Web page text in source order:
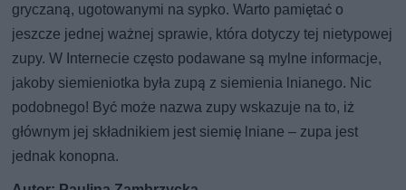
gryczaną, ugotowanymi na sypko. Warto pamiętać o
jeszcze jednej ważnej sprawie, która dotyczy tej nietypowej
zupy. W Internecie często podawane są mylne informacje,
jakoby siemieniotka była zupą z siemienia lnianego. Nic
podobnego! Być może nazwa zupy wskazuje na to, iż
głównym jej składnikiem jest siemię lniane – zupa jest
jednak konopna.